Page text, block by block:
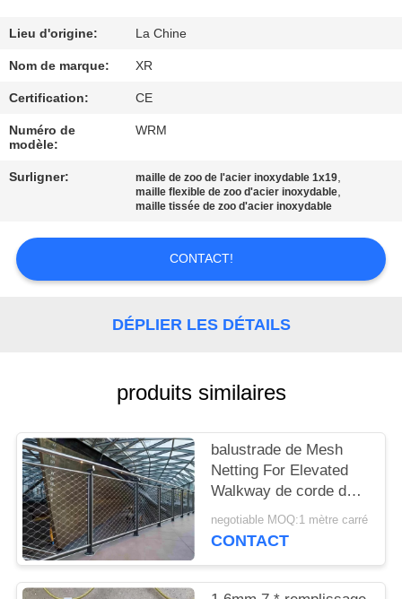
CONTRÔLE
DE
QUALITÉ
CONTACTEZ-
NOUS
DEMANDEZ
UNE
PRIVACY
POLICY
Lieu d'origine: La Chine
Nom de marque: XR
Certification: CE
Numéro de
modèle:
WRM
Surligner: maille de zoo de l'acier inoxydable 1x19,
maille flexible de zoo d'acier inoxydable,
maille tissée de zoo d'acier inoxydable
CONTACT!
DÉPLIER LES DÉTAILS
produits similaires
balustrade de Mesh
Netting For Elevated
Walkway de corde de
l'acier inoxydable 7x7
de 2mm
negotiable MOQ:1 mètre carré
CONTACT